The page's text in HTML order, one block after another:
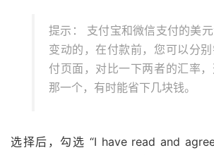
提示： 支付宝和微信支付的美
变动的，在付款前，您可以分
付页面，对比一下两者的汇率
那一个，有时能省下几块钱。
选择后，勾选 “I have read and